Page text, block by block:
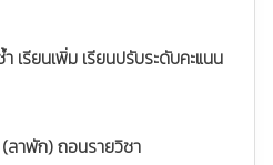
เรียนเพิ่ม เรียนปรับระดับคะแนน
ลาพัก) ถอนรายวิชา